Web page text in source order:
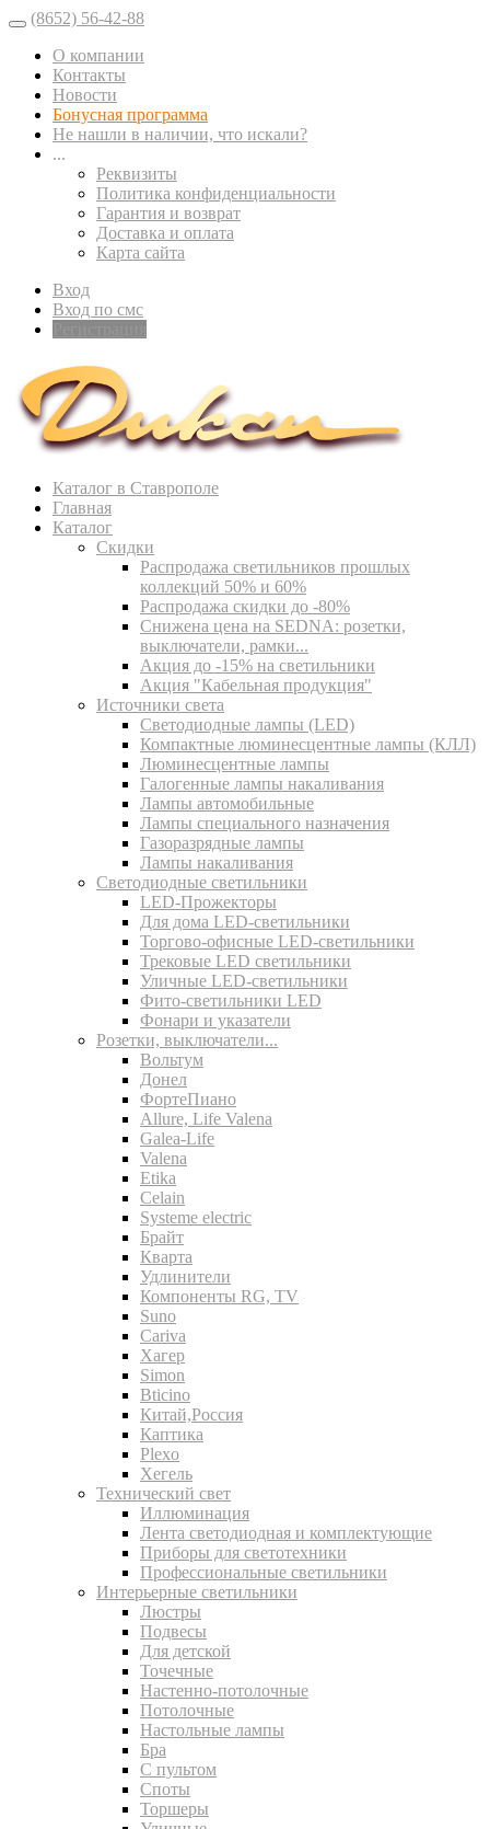
(8652) 56-42-88
О компании
Контакты
Новости
Бонусная программа
Не нашли в наличии, что искали?
...
Реквизиты
Политика конфиденциальности
Гарантия и возврат
Доставка и оплата
Карта сайта
Вход
Вход по смс
Каталог в Ставрополе
Главная
Каталог
Скидки
Распродажа светильников прошлых
коллекций 50% и 60%
Распродажа скидки до -80%
Cнижена цена на SEDNA: розетки,
выключатели, рамки...
Акция до -15% на светильники
Акция "Кабельная продукция"
Источники света
Светодиодные лампы (LED)
Компактные люминесцентные лампы (КЛЛ)
Люминесцентные лампы
Галогенные лампы накаливания
Лампы автомобильные
Лампы специального назначения
Газоразрядные лампы
Лампы накаливания
Светодиодные светильники
LED-Прожекторы
Для дома LED-светильники
Торгово-офисные LED-светильники
Трековые LED светильники
Уличные LED-светильники
Фито-светильники LED
Фонари и указатели
Розетки, выключатели...
Вольтум
Донел
ФортеПиано
Allure, Life Valena
Galea-Life
Valena
Etika
Celain
Systeme electric
Брайт
Кварта
Удлинители
Компоненты RG, TV
Suno
Cariva
Хагер
Simon
Bticino
Китай,Россия
Каптика
Plexo
Хегель
Технический свет
Иллюминация
Лента светодиодная и комплектующие
Приборы для светотехники
Профессиональные светильники
Интерьерные светильники
Люстры
Подвесы
Для детской
Точечные
Настенно-потолочные
Потолочные
Настольные лампы
Бра
С пультом
Споты
Торшеры